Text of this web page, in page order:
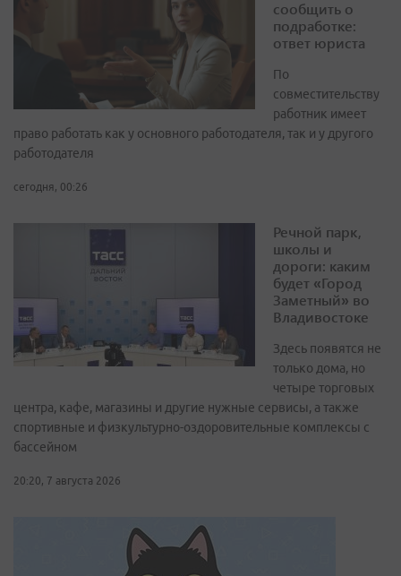
сообщить о
подработке:
ответ юриста
По
совместительству
работник имеет
право работать как у основного работодателя, так и у другого
работодателя
сегодня, 00:26
Речной парк,
школы и
дороги: каким
будет «Город
Заметный» во
Владивостоке
Здесь появятся не
только дома, но
четыре торговых
центра, кафе, магазины и другие нужные сервисы, а также
спортивные и физкультурно-оздоровительные комплексы с
бассейном
20:20, 7 августа 2026